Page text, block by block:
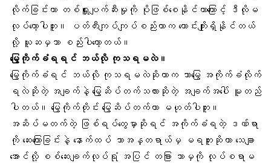
လိုက်ခြင်းဟာ တစ်ရှူးပျက်ဆီးမှုကို ပိုဖြစ်စေနိုင်တာကြောင့် ဒီလိုမ
လုပ်တော့ပါဘူး။ ပတ်တီးကျပ်ကျပ်စည်းတာက ကောင်းကျိုးရှိနိုင်တယ်
လို့ ယူဆမှသာ စည်းပါတော့တယ်။
မြွေကိုက်ခံရရင် ဘယ်လို ကုသရမလဲ။
မြွေကိုက်ခံရင် ဘယ်လို ကုသရမလဲဆိုတာက ဘာမြွေ အကိုက်ခံလိုက်
ရလဲဆိုတဲ့ အချက်နဲ့ မြွေဆိပ်တက်သလားဆိုတဲ့ အချက်အပေါ် မူတည်
ပါတယ်။ မြွေကိုက်တိုင်း မြွေဆိပ်တက်တာ မဟုတ်ပါဘူး။
အဆိပ်မတက်တဲ့ ဖြစ်ရပ်တွေမှာဆိုရင် အကိုက်ခံရတဲ့ ဒဏ်ရာ
ကို ဆေးကြောခြင်းနဲ့ နောက်ထပ် ဘာအန္တရာယ်မှ မရဘူးဆိုတာ သေချာ
အောင်လို့ စစ်ဆေးချက်လုပ်ရုံ အပြင် တခြား ဘာမှကို လုပ်စရာမ